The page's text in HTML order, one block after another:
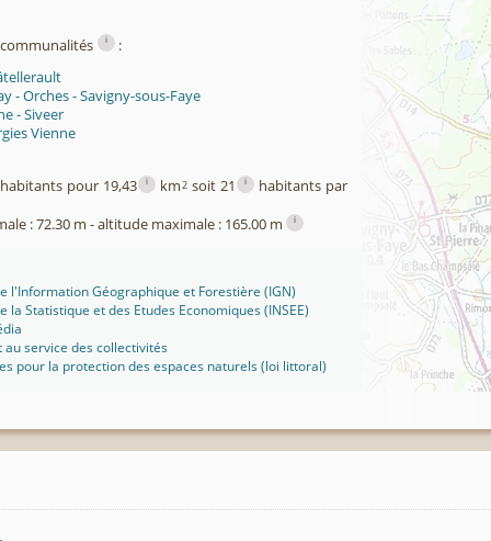
i
:
- Orches - Savigny-sous-Faye
- Siveer
Vienne
pour 19,43 i km2 soit 21 i habitants par
: 72.30 m - altitude maximale : 165.00 m i
l'Information Géographique et Forestière (IGN)
la Statistique et des Etudes Economiques (INSEE)
au service des collectivités
pour la protection des espaces naturels (loi littoral)